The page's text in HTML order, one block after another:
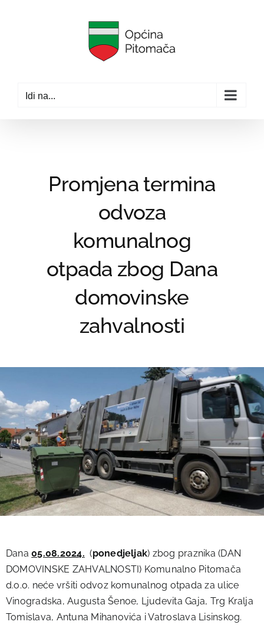
Idi na...
Promjena termina
odvoza
komunalnog
otpada zbog Dana
domovinske
zahvalnosti
Dana05.08.2024. (ponedjeljak) zbog praznika (DAN
DOMOVINSKE ZAHVALNOSTI) Komunalno Pitomača
d.o.o. neće vršiti odvoz komunalnog otpada za ulice
Vinogradska, Augusta Šenoe, Ljudevita Gaja, Trg Kralja
Tomislava, Antuna Mihanovića i Vatroslava Lisinskog.